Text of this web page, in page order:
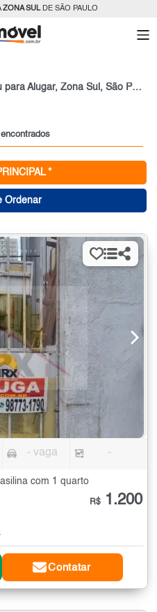
ZONA SULDE SÃO PAULO
Imóveis Vila Brasilina à Venda ou para Alugar, Zona Sul, São Paulo, SP
*
Ordenar
- vaga -
com 1 quarto
R$ 1.200
Contatar